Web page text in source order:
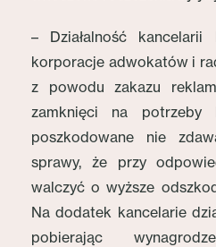
– Działalność kancelarii
korporacje adwokatów i
z powodu zakazu
zamknięci na potrzeby
poszkodowane nie
sprawy, że przy
walczyć o wyższe
Na dodatek kancelarie
pobierając